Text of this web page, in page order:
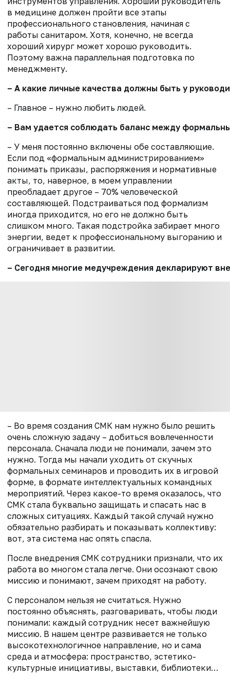
в медицине должен пройти все этапы
профессионального становления, начиная с
работы санитаром. Хотя, конечно, не всегда
хороший хирург может хорошо руководить.
Поэтому важна параллельная подготовка по
менеджменту.
– А какие личные качества должны быть у
– Главное – нужно любить людей.
– Вам удается соблюдать баланс между
– У меня постоянно включены обе составляющие.
Если под «формальным администрированием»
понимать приказы, распоряжения и нормативные
акты, то, наверное, в моем управлении
преобладает другое – 70% человеческой
составляющей. Подстраиваться под формализм
иногда приходится, но его не должно быть
слишком много. Такая подстройка забирает много
энергии, ведет к профессиональному выгоранию и
ограничивает в развитии.
– Сегодня многие медучреждения декларируют
– Во время создания СМК нам нужно было решить
очень сложную задачу – добиться вовлеченности
персонала. Сначала люди не понимали, зачем это
нужно. Тогда мы начали уходить от скучных
формальных семинаров и проводить их в игровой
форме, в формате интеллектуальных командных
мероприятий. Через какое-то время оказалось, что
СМК стала буквально защищать и спасать нас в
сложных ситуациях. Каждый такой случай нужно
обязательно разбирать и показывать коллективу:
вот, эта система нас опять спасла.
После внедрения СМК сотрудники признали, что их
работа во многом стала легче. Они осознают свою
миссию и понимают, зачем приходят на работу.
С персоналом нельзя не считаться. Нужно
постоянно объяснять, разговаривать, чтобы люди
понимали: каждый сотрудник несет важнейшую
миссию. В нашем центре развивается не только
высокотехнологичное направление, но и сама
среда и атмосфера: пространство, эстетико-
культурные инициативы, выставки, библиотеки…